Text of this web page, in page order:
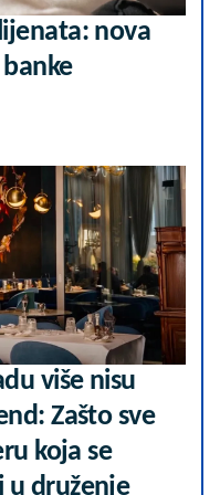
nova
više nisu
Zašto sve
koja se
druženje